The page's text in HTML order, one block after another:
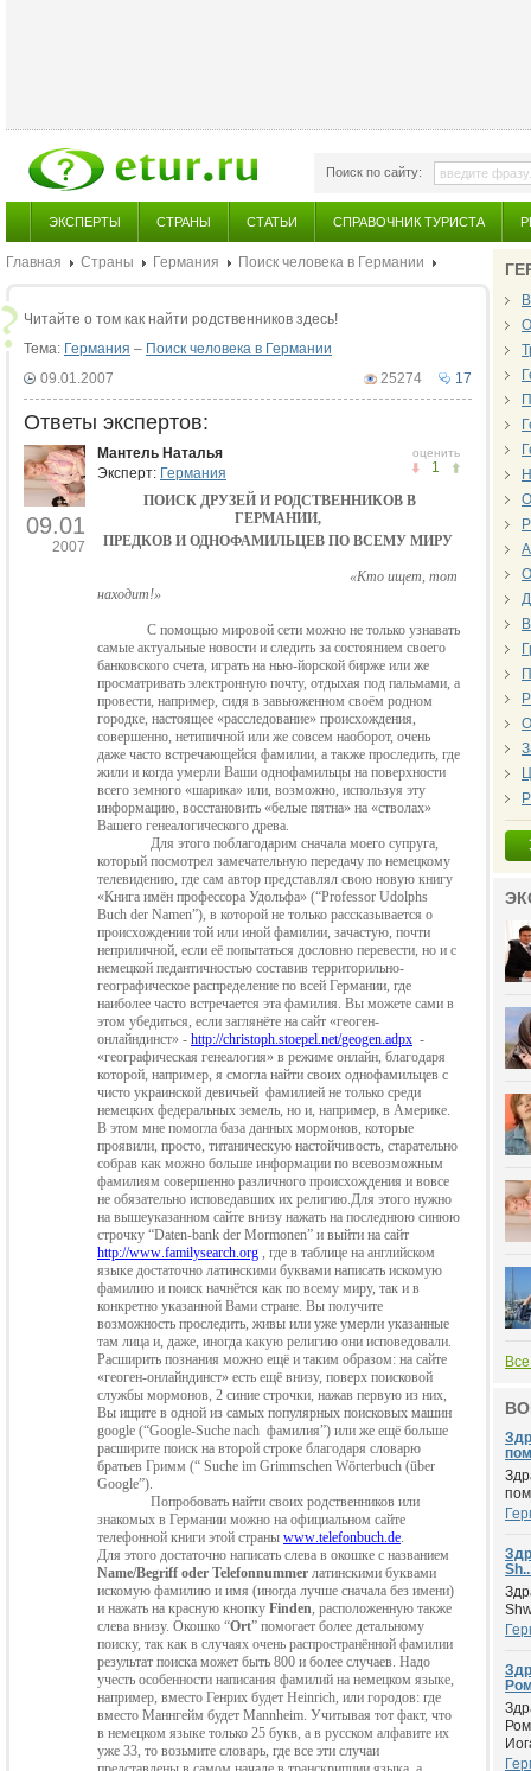
Поиск по сайту:
ЭКСПЕРТЫ СТРАНЫ СТАТЬИ СПРАВОЧНИК ТУРИСТА
Главная Страны Германия Поиск человека в Германии
Читайте о том как найти родственников здесь!
Тема: Германия – Поиск человека в Германии
17
25274
09.01.2007
Ответы экспертов:
09.01
2007
оценить
1
Мантель Наталья
Эксперт: Германия
ПОИСК ДРУЗЕЙ И РОДСТВЕННИКОВ В
ГЕРМАНИИ,
ПРЕДКОВ И ОДНОФАМИЛЬЦЕВ ПО ВСЕМУ МИРУ
«Кто ищет, тот
находит!»
С помощью мировой сети можно не только узнавать
самые актуальные новости и следить за состоянием своего
банковского счета, играть на нью-йорской бирже или же
просматривать электронную почту, отдыхая под пальмами, а
провести, например, сидя в завьюженном своём родном
городке, настоящее «расследование» происхождения,
совершенно, нетипичной или же совсем наоборот, очень
даже часто встречающейся фамилии, а также проследить, где
жили и когда умерли Ваши однофамильцы на поверхности
всего земного «шарика» или, возможно, используя эту
информацию, восстановить «белые пятна» на «стволах»
Вашего генеалогического древа.
Для этого поблагодарим сначала моего супруга,
который посмотрел замечательную передачу по немецкому
телевидению, где сам автор представлял свою новую книгу
«Книга имён профессора Удольфа» (“Professor Udolphs
Buch der Namen”), в которой не только рассказывается о
происхождении той или иной фамилии, зачастую, почти
неприличной, если её попытаться дословно перевести, но и с
немецкой педантичностью составив территорильно-
географическое распределение по всей Германии, где
наиболее часто встречается эта фамилия. Вы можете сами в
этом убедиться, если заглянёте на сайт «геоген-
онлайндинст» - http://christoph.stoepel.net/geogen.adpx -
«географическая генеалогия» в режиме онлайн, благодаря
которой, например, я смогла найти своих однофамильцев с
чисто украинской девичьей фамилией не только среди
немецких федеральных земель, но и, например, в Америке.
В этом мне помогла база данных мормонов, которые
проявили, просто, титаническую настойчивость, старательно
собрав как можно больше информации по всевозможным
фамилиям совершенно различного происхождения и вовсе
не обязательно исповедавших их религию.Для этого нужно
на вышеуказанном сайте внизу нажать на последнюю синюю
строчку “Daten-bank der Mormonen” и выйти на сайт
http://www.familysearch.org , где в таблице на английском
языке достаточно латинскими буквами написать искомую
фамилию и поиск начнётся как по всему миру, так и в
конкретно указанной Вами стране. Вы получите
возможность проследить, живы или уже умерли указанные
там лица и, даже, иногда какую религию они исповедовали.
Расширить познания можно ещё и таким образом: на сайте
«геоген-онлайндинст» есть ещё внизу, поверх поисковой
службы мормонов, 2 синие строчки, нажав первую из них,
Вы ищите в одной из самых популярных поисковых машин
google (“Google-Suche nach фамилия”) или же ещё больше
расширите поиск на второй строке благодаря словарю
братьев Гримм (“ Suche im Grimmschen Wörterbuch (über
Google”).
Попробовать найти своих родственников или
знакомых в Германии можно на официальном сайте
телефонной книги этой страны www.telefonbuch.de.
Для этого достаточно написать слева в окошке с названием
Name/Begriff oder Telefonnummer латинскими буквами
искомую фамилию и имя (иногда лучше сначала без имени)
и нажать на красную кнопку Finden, расположенную также
слева внизу. Окошко “Ort” помогает более детальному
поиску, так как в случаях очень распространённой фамилии
результат поиска может быть 800 и более случаев. Надо
учесть особенности написания фамилий на немецком языке,
например, вместо Генрих будет Heinrich, или городов: где
вместо Маннгейм будет Mannheim. Учитывая тот факт, что
в немецком языке только 25 букв, а в русском алфавите их
уже 33, то возьмите словарь, где все эти случаи